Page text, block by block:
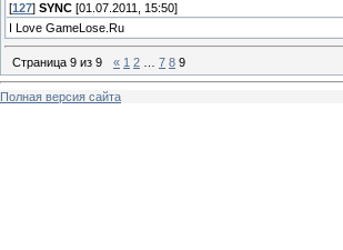
[127] SYNC [01.07.2011, 15:50]
I Love GameLose.Ru
Страница 9 из 9 « 1 2 7 8 9
Полная версия сайта